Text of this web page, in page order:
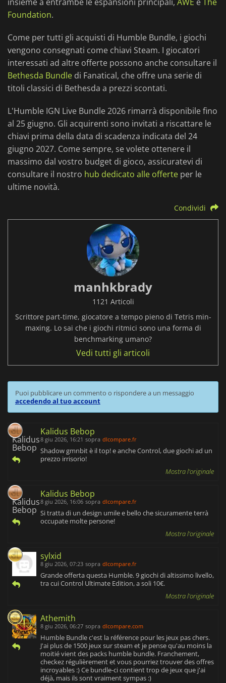
Foundation.
Come per tutti gli acquisti di Humble Bundle, i giochi
vengono consegnati come chiavi Steam. I giocatori
interessati ad altre offerte possono anche consultare il
Bethesda Bundle di Fanatical, che offre una serie di
titoli classici di Bethesda a prezzi scontati.
L'Humble IGN Live Bundle 2026 rimarrà disponibile fino
al 25 giugno. Gli acquirenti sono invitati a riscattare le
chiavi prima della data di scadenza indicata del 24
giugno 2027. Come sempre, se volete ottenere il
massimo dal vostro budget di gioco, assicuratevi di
consultare il nostro hub dedicato alle offerte per le
ultime novità.
Condividi
manhkbrady
1121 Articoli
Scrittore part-time, giocatore a tempo pieno di Tetris min-
maxing. Lo sai che i giochi ritmici sono una forma di
benchmarking umano?
Vedi tutti gli articoli
Puoi pubblicare un commento o rispondere a un messaggio
accedendo al tuo account
Kalidus Bebop
8 giu 2026, 16:21 sopra dlcompare.fr
Shadow gmnbit è il top! e anche Control, due giochi ad un
prezzo irrisorio!
Mostra l'originale
Kalidus Bebop
8 giu 2026, 16:06 sopra dlcompare.fr
Si tratta di un design umile e bello che sicuramente terrà
occupate molte persone!
Mostra l'originale
sylxid
8 giu 2026, 07:23 sopra dlcompare.fr
Grande offerta questa Humble. 9 giochi di altissimo livello,
tra cui Control Ultimate Edition, a soli 10€.
Mostra l'originale
Athemith
8 giu 2026, 06:27 sopra dlcompare.com
Humble Bundle c'est la référence pour les jeux pas chers.
J'ai plus de 1500 jeux sur steam et je pense qu'au moins la
moitié vient des packs humble bundle. Franchement,
checkez régulièrement et vous pourriez trouver des offres
incroyables :) Ce bundle-ci contient trop de jeux que j'ai
déjà, mais ils sont vraiment sympas :)